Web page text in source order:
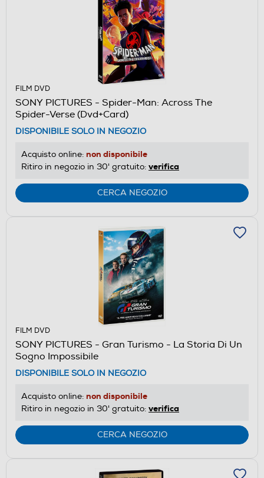
FILM DVD
SONY PICTURES - Spider-Man: Across The
Spider-Verse (Dvd+Card)
DISPONIBILE SOLO IN NEGOZIO
Acquisto online: non disponibile
Ritiro in negozio in 30' gratuito: verifica
CERCA NEGOZIO
FILM DVD
SONY PICTURES - Gran Turismo - La Storia Di Un
Sogno Impossibile
DISPONIBILE SOLO IN NEGOZIO
Acquisto online: non disponibile
Ritiro in negozio in 30' gratuito: verifica
CERCA NEGOZIO